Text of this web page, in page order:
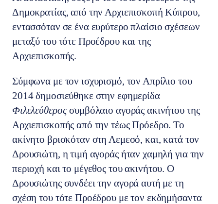
Δημοκρατίας, από την Αρχιεπισκοπή Κύπρου,
εντασσόταν σε ένα ευρύτερο πλαίσιο σχέσεων
μεταξύ του τότε Προέδρου και της
Αρχιεπισκοπής.
Σύμφωνα με τον ισχυρισμό, τον Απρίλιο του
2014 δημοσιεύθηκε στην εφημερίδα
Φιλελεύθεροςσυμβόλαιο αγοράς ακινήτου της
Αρχιεπισκοπής από την τέως Πρόεδρο. Το
ακίνητο βρισκόταν στη Λεμεσό, και, κατά τον
Δρουσιώτη, η τιμή αγοράς ήταν χαμηλή για την
περιοχή και το μέγεθος του ακινήτου. Ο
Δρουσιώτης συνδέει την αγορά αυτή με τη
σχέση του τότε Προέδρου με τον εκδημήσαντα